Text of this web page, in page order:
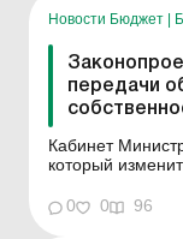
кодекса
Новости Бюджет
передачи
Кабинет
который
моратория на
физических
0 0 96